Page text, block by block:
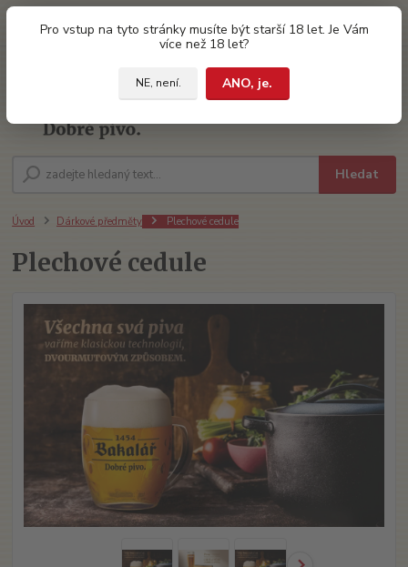
Pro vstup na tyto stránky musíte být starší 18 let. Je Vám
více než 18 let?
NE, není.
ANO, je.
Hledat
za0 Kč
Úvod Dárkové předměty Plechové cedule
Plechové cedule